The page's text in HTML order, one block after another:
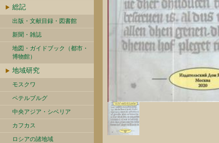
総記
出版・文献目録・図書館
新聞・雑誌
地図・ガイドブック（都市・
博物館）
地域研究
モスクワ
ペテルブルグ
中央アジア・シベリア
カフカス
ロシアの諸地域